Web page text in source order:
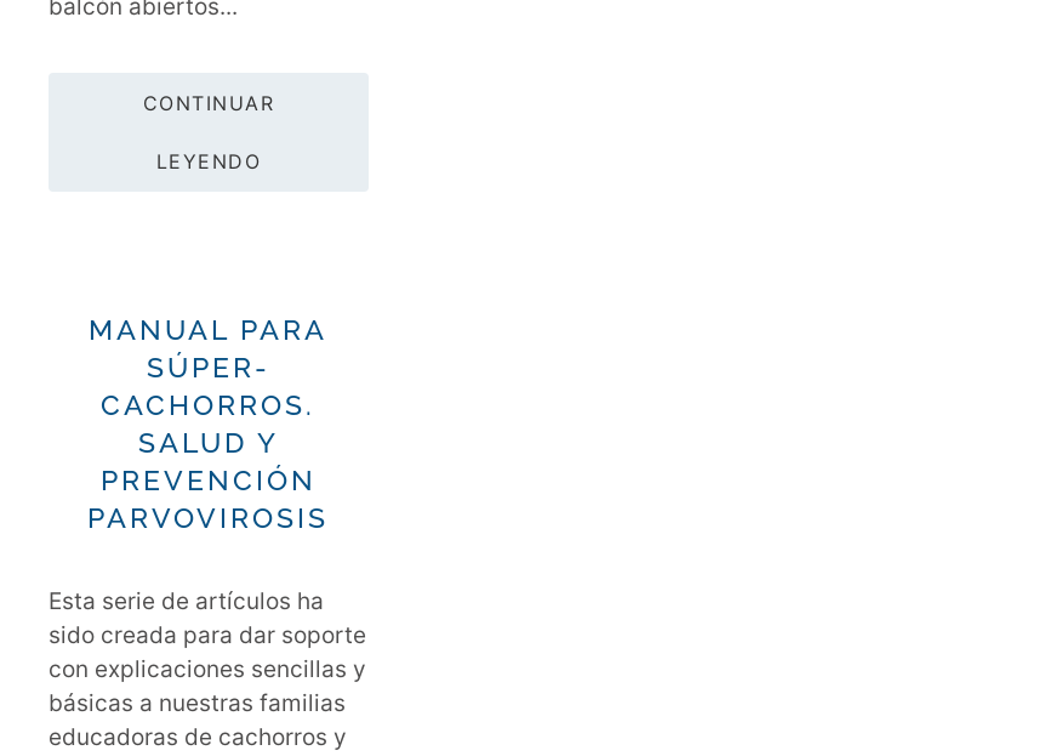
balcón abiertos...
CONTINUAR
LEYENDO
MANUAL PARA
SÚPER-
CACHORROS.
SALUD Y
PREVENCIÓN
PARVOVIROSIS
Esta serie de artículos ha
sido creada para dar soporte
con explicaciones sencillas y
básicas a nuestras familias
educadoras de cachorros y